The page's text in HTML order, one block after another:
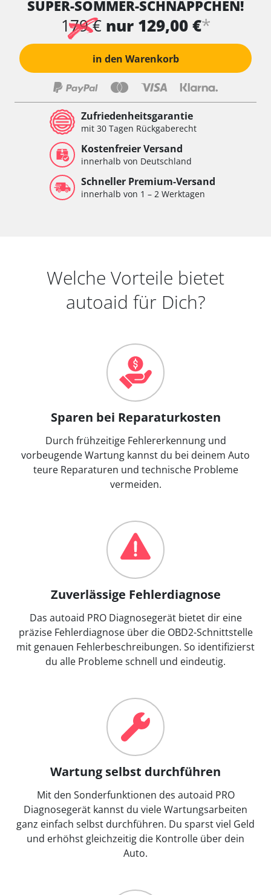
Wischersteuerung
Xenon links
Xenon rechts
Zentrale Bedieneinheit
Zentralelektronik
Zentralelektronik hinten
Zentralelektronik vorne
Zentralelektronik vorne Beifahrer
Zentralelektronik vorne Fahrer
Verfügbarkeit abhängig von Modell, Motorisierung, Ausstattung
und Konfiguration
SUPER-SOMMER-SCHNÄPPCHEN!
179 € nur 129,00 €*
in den Warenkorb
Zufriedenheitsgarantie
mit 30 Tagen Rückgaberecht
Kostenfreier Versand
innerhalb von Deutschland
Schneller Premium-Versand
innerhalb von 1 – 2 Werktagen
Welche Vorteile bietet
autoaid für Dich?
Sparen bei Reparaturkosten
Durch frühzeitige Fehlererkennung und
vorbeugende Wartung kannst du bei deinem Auto
teure Reparaturen und technische Probleme
vermeiden.
Zuverlässige Fehlerdiagnose
Das autoaid PRO Diagnosegerät bietet dir eine
präzise Fehlerdiagnose über die OBD2-Schnittstelle
mit genauen Fehlerbeschreibungen. So identifizierst
du alle Probleme schnell und eindeutig.
Wartung selbst durchführen
Mit den Sonderfunktionen des autoaid PRO
Diagnosegerät kannst du viele Wartungsarbeiten
ganz einfach selbst durchführen. Du sparst viel Geld
und erhöhst gleichzeitig die Kontrolle über dein
Auto.